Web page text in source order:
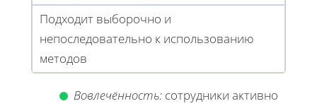
Подходит выборочно и
непоследовательно к использованию
методов
Вовлечённость: сотрудники активно